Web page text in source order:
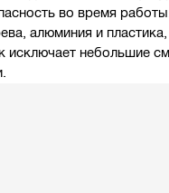
во время
алюминия и
исключает небольшие